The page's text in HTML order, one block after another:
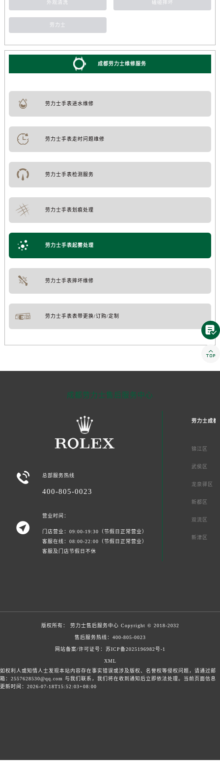
外观清洗 磕碰摔坏
劳力士
成都劳力士维修服务
劳力士手表进水维修
劳力士手表走时问题维修
劳力士手表检测服务
劳力士手表划痕处理
劳力士手表起雾处理
劳力士手表摔坏维修
劳力士手表表带更换/订购/定制
成都劳力士售后服务中心
 总部服务热线
400-805-0023

营业时间：
门店营业：09:00-19:30（节假日正常营业）
客服在线：08:00-22:00（节假日正常营业）
客服及门店节假日不休
劳力士成都
锦江区
武侯区
龙泉驿区
新都区
双流区
新津区
版权所有： 劳力士售后服务中心 Copyright © 2018-2032
售后服务热线： 400-805-0023
网站备案/许可证号：苏ICP备2025196982号-1
XML
如权利人或知情人士发现本站内容存在事实错误或涉及版权、名誉权等侵权问题，请通过邮
箱：2557628530@qq.com 与我们联系，我们将在收到通知后立即依法处理。当前页面信息
更新时间：2026-07-18T15:52:03+08:00

